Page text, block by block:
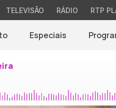
TELEVISÃO RÁDIO RTP
Especiais